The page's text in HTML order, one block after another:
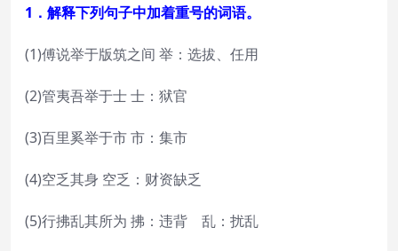
1．解释下列句子中加着重号的词语。
(1)傅说举于版筑之间 举：选拔、任用
(2)管夷吾举于士 士：狱官
(3)百里奚举于市 市：集市
(4)空乏其身 空乏：财资缺乏
(5)行拂乱其所为 拂：违背 乱：扰乱